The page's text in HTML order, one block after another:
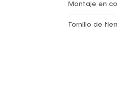
Montaje en
Tornillo de